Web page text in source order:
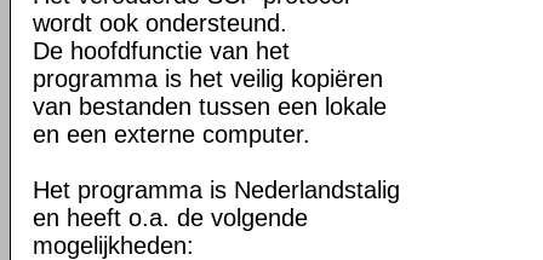
wordt ook ondersteund.
De hoofdfunctie van het
programma is het veilig kopiëren
van bestanden tussen een lokale
en een externe computer.
Het programma is Nederlandstalig
en heeft o.a. de volgende
mogelijkheden: